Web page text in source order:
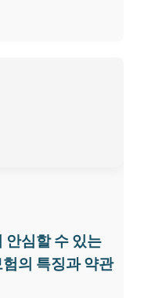
안심할 수 있는
의 특징과 약관